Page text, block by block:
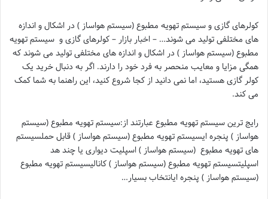
کولرهای گازی و سیستم تهویه مطبوع (سیستم هواساز ) در اشکال و اندازه
های مختلفی تولید می شوند… – اخبار بازار – کولرهای گازی و سیستم تهویه
مطبوع (سیستم هواساز ) در اشکال و اندازه های مختلفی تولید می شوند که
همگی مزایا و معایب منحصر به فرد خود را دارند. اگر به دنبال خرید یک
کولر گازی هستید، اما نمی دانید از کجا شروع کنید، این راهنما به شما کمک
می کند.
رایج ترین سیستم تهویه مطبوع عبارتند از:سیستم تهویه مطبوع (سیستم
هواساز ) پنجره ایسیستم تهویه مطبوع (سیستم هواساز ) قابل حملسیستم
های تهویه مطبوع (سیستم هواساز ) اسپلیت دیواری یا چند هد
اسپلیتسیستم تهویه مطبوع (سیستم هواساز ) کانالیسیستم تهویه مطبوع
(سیستم هواساز ) پنجره ایانتخاب بسیار…